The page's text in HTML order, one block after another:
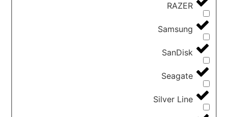
RAZER
Samsung
SanDisk
Seagate
Silver Line